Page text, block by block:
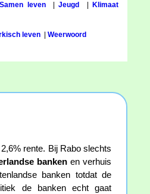
Samen leven|Jeugd Klimaat
leven Weerwoord
2,6% rente. Bij Rabo slechts
bankenen verhuis
banken totdat de
de banken echt gaat